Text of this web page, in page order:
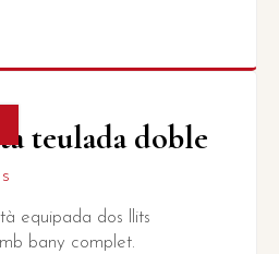
teulada doble
equipada dos llits
bany complet.